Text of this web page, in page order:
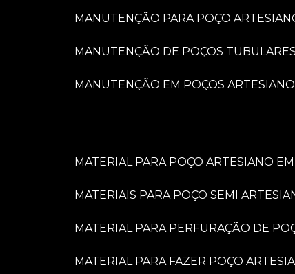
MANUTENÇÃO PARA POÇO
MANUTENÇÃO DE POÇOS
MANUTENÇÃO EM POÇOS
MATERIAL PARA POÇO ARTESIANO
MATERIAIS PARA POÇO SEMI
MATERIAL PARA PERFURAÇÃO DE
MATERIAL PARA FAZER POÇO